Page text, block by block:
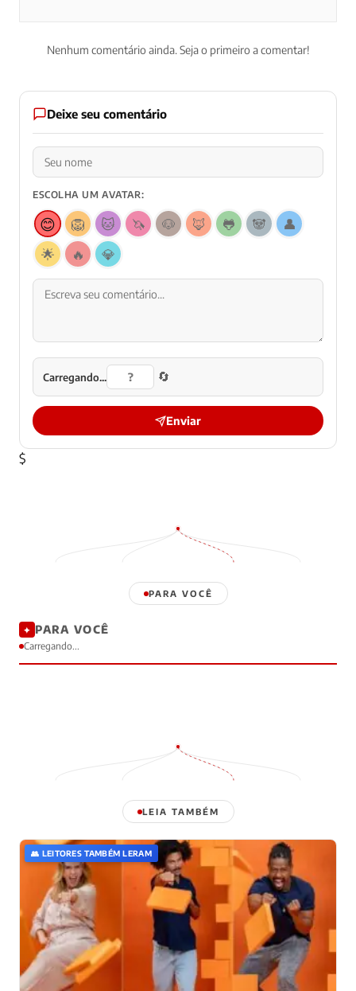
Nenhum comentário ainda. Seja o primeiro a comentar!
Deixe seu comentário
ESCOLHA UM AVATAR:
😊 🦁 🐱 🦄 🐶 🦊 🐸 🐼
👤
🌟
🔥 💎
Carregando... 🔄
Enviar
$
PARA VOCÊ
✦ PARA VOCÊ
Carregando...
LEIA TAMBÉM
👥 LEITORES TAMBÉM LERAM